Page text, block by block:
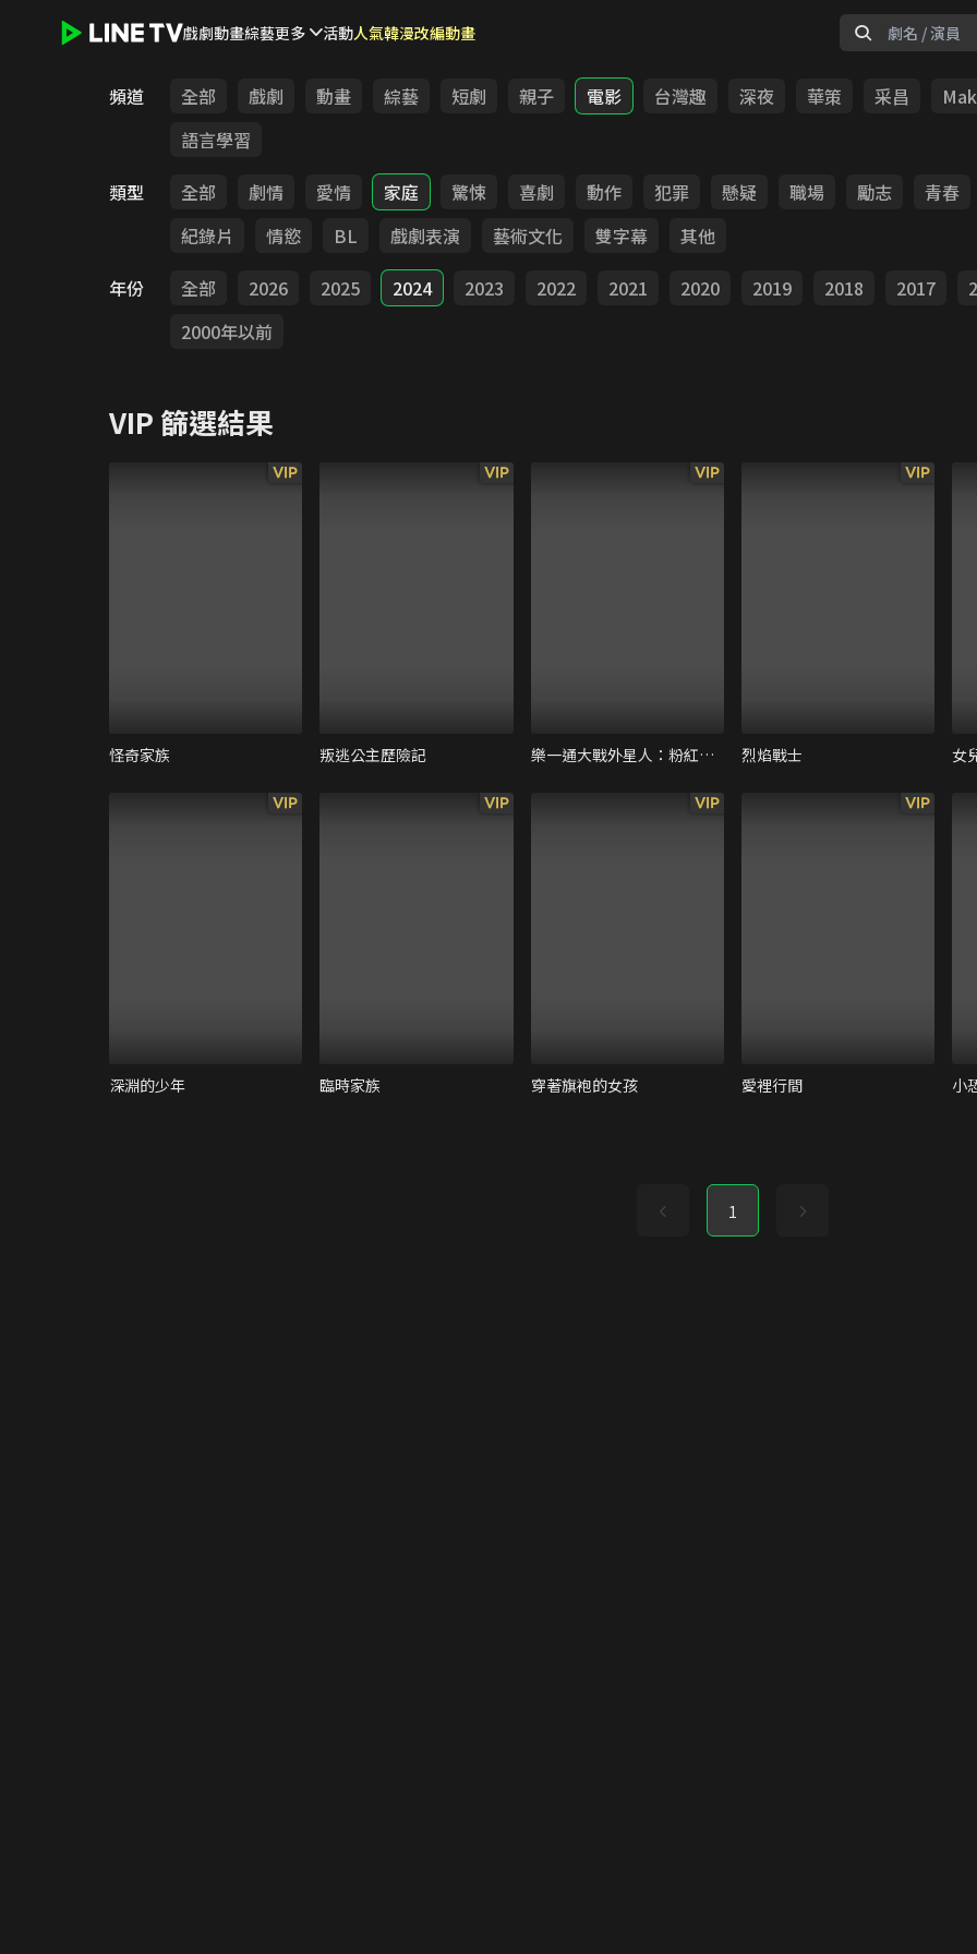
戲劇動畫綜藝更多 活動人氣韓漫改編動畫
頻道 全部 戲劇 動畫 綜藝 短劇 親子 電影 台灣趣 深夜 華策 采昌
語言學習
類型
全部 劇情 愛情 家庭 驚悚 喜劇 動作 犯罪 懸疑 職場 勵志 青春
紀錄片
情慾 BL 戲劇表演 藝術文化 雙字幕
其他
年份
全部 2026 2025 2024 2023 2022 2021 2020 2019 2018 2017
2000年以前
VIP 篩選結果
VIP
怪奇家族
VIP
叛逃公主歷險記
VIP
樂一通大戰外星人：粉紅末日
VIP
烈焰戰士 女
VIP
深淵的少年
VIP
臨時家族
VIP
穿著旗袍的女孩
VIP
愛裡行間 小
1